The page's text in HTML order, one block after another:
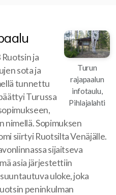
Turun
rajapaalun
infotaulu,
Pihlajalahti
ja
sota ja
tunnettu
Turussa
nimellä. Sopimuksen
siirtyi Ruotsilta Venäjälle.
sijaitseva
asia järjestettiin
uloke, joka
peninkulman